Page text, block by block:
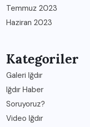
Temmuz 2023
Haziran 2023
Kategoriler
Galeri Iğdır
Iğdır Haber
Soruyoruz?
Video Iğdır